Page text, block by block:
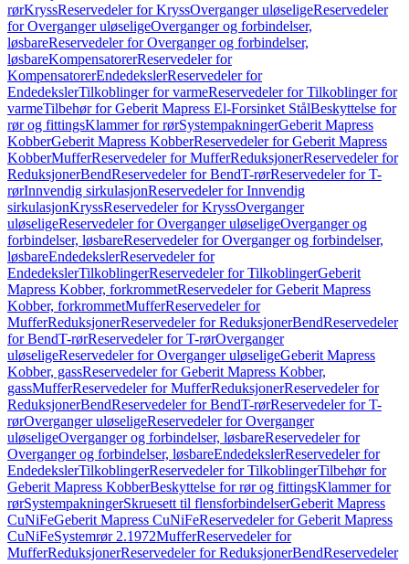
rørKryssReservedeler for KryssOverganger uløseligeReservedeler
for Overganger uløseligeOverganger og forbindelser,
løsbareReservedeler for Overganger og forbindelser,
løsbareKompensatorerReservedeler for
KompensatorerEndedekslerReservedeler for
EndedekslerTilkoblinger for varmeReservedeler for Tilkoblinger for
varmeTilbehør for Geberit Mapress El-Forsinket StålBeskyttelse for
rør og fittingsKlammer for rørSystempakningerGeberit Mapress
KobberGeberit Mapress KobberReservedeler for Geberit Mapress
KobberMufferReservedeler for MufferReduksjonerReservedeler for
ReduksjonerBendReservedeler for BendT-rørReservedeler for T-
rørInnvendig sirkulasjonReservedeler for Innvendig
sirkulasjonKryssReservedeler for KryssOverganger
uløseligeReservedeler for Overganger uløseligeOverganger og
forbindelser, løsbareReservedeler for Overganger og forbindelser,
løsbareEndedekslerReservedeler for
EndedekslerTilkoblingerReservedeler for TilkoblingerGeberit
Mapress Kobber, forkrommetReservedeler for Geberit Mapress
Kobber, forkrommetMufferReservedeler for
MufferReduksjonerReservedeler for ReduksjonerBendReservedeler
for BendT-rørReservedeler for T-rørOverganger
uløseligeReservedeler for Overganger uløseligeGeberit Mapress
Kobber, gassReservedeler for Geberit Mapress Kobber,
gassMufferReservedeler for MufferReduksjonerReservedeler for
ReduksjonerBendReservedeler for BendT-rørReservedeler for T-
rørOverganger uløseligeReservedeler for Overganger
uløseligeOverganger og forbindelser, løsbareReservedeler for
Overganger og forbindelser, løsbareEndedekslerReservedeler for
EndedekslerTilkoblingerReservedeler for TilkoblingerTilbehør for
Geberit Mapress KobberBeskyttelse for rør og fittingsKlammer for
rørSystempakningerSkruesett til flensforbindelserGeberit Mapress
CuNiFeGeberit Mapress CuNiFeReservedeler for Geberit Mapress
CuNiFeSystemrør 2.1972MufferReservedeler for
MufferReduksjonerReservedeler for ReduksjonerBendReservedeler